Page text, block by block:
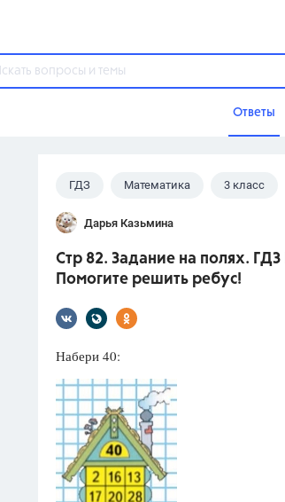
Ответы
Популярные темы
ГДЗ
ОГЭ
ФИПИ
Вузы
1752 ответа
Олимпиады
ответа
ГДЗ Математика 3 класс
Дарья Казьмина
Стр 82. Задание на полях.
Помогите решить ребус!
Набери 40: